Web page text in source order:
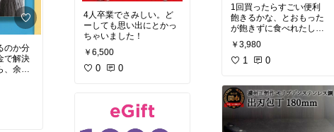
のか分
で解決
、余計
。。
4人卒業でさみしい。ど
ーしても思い出にとかっ
ちゃいました！
￥6,500
0 0
1回買ったらすごい便利
飽きるかな、とおもった
が飽きずに食べれたし、
口が吉野家をもとめてる
ときがある。
￥3,980
1 0